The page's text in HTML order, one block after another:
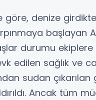
göre, denize
başlayan
durumu ekiplere
edilen sağlık ve
sudan çıkarılan
Ancak tüm